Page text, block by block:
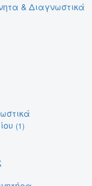
& Διαγνωστικά
(1)